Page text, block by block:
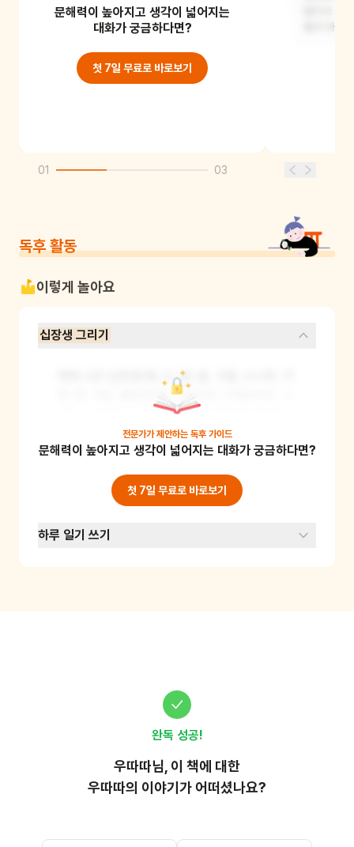
사슴보다는 학이, 학보다는 거북이가 더
오래 살았대요.
문해력이 높아지고 생각이 넓어지는
대화가 궁금하다면?
첫 7일 무료로 바로보기
물과 바위
01 03
독후 활동
이렇게 놀아요
십장생 그리기
책에 나온 십장생(해, 산, 물, 돌, 구름, 소나무, 거
북, 학, 사슴, 불로초)을 그림으로 그려보아요. 그
림을 그리면서 각 대상의 특징과 의미에 대해 이
야기를 나눠보세요. 이를 통해 우리나라 전통 문
화에 대해 배우고, 자연과 동물에 대한 관심을 높
일 수 있어요. 준비물: 종이, 색연필 또는 크레용
전문가가 제안하는 독후 가이드
문해력이 높아지고 생각이 넓어지는 대화가 궁금하다면?
첫 7일 무료로 바로보기
하루 일기 쓰기
완독 성공!
우따따님, 이 책에 대한
우따따의 이야기가 어떠셨나요?